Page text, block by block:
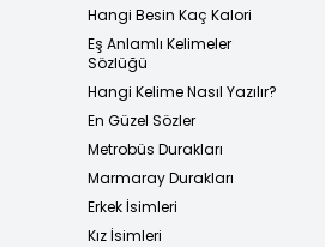
Hangi Besin Kaç Kalori
Eş Anlamlı Kelimeler
Sözlüğü
Hangi Kelime Nasıl Yazılır?
En Güzel Sözler
Metrobüs Durakları
Marmaray Durakları
Erkek İsimleri
Kız İsimleri